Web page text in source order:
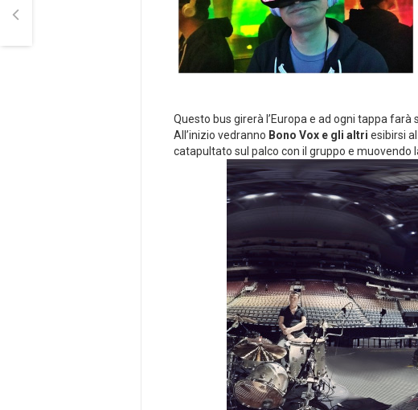
Questo bus girerà l’Europa e ad ogni tappa
All’inizio vedranno Bono Vox e gli altri esibirsi
catapultato sul palco con il gruppo e muovendo